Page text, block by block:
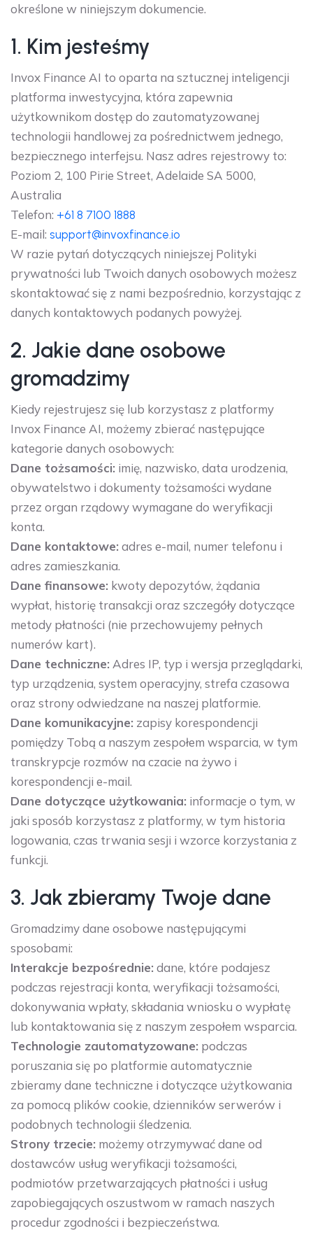
określone w niniejszym dokumencie.
1. Kim jesteśmy
Invox Finance AI to oparta na sztucznej inteligencji
platforma inwestycyjna, która zapewnia
użytkownikom dostęp do zautomatyzowanej
technologii handlowej za pośrednictwem jednego,
bezpiecznego interfejsu. Nasz adres rejestrowy to:
Poziom 2, 100 Pirie Street, Adelaide SA 5000,
Australia
Telefon: +61 8 7100 1888
E-mail: support@invoxfinance.io
W razie pytań dotyczących niniejszej Polityki
prywatności lub Twoich danych osobowych możesz
skontaktować się z nami bezpośrednio, korzystając z
danych kontaktowych podanych powyżej.
2. Jakie dane osobowe
gromadzimy
Kiedy rejestrujesz się lub korzystasz z platformy
Invox Finance AI, możemy zbierać następujące
kategorie danych osobowych:
Dane tożsamości: imię, nazwisko, data urodzenia,
obywatelstwo i dokumenty tożsamości wydane
przez organ rządowy wymagane do weryfikacji
konta.
Dane kontaktowe: adres e-mail, numer telefonu i
adres zamieszkania.
Dane finansowe: kwoty depozytów, żądania
wypłat, historię transakcji oraz szczegóły dotyczące
metody płatności (nie przechowujemy pełnych
numerów kart).
Dane techniczne: Adres IP, typ i wersja przeglądarki,
typ urządzenia, system operacyjny, strefa czasowa
oraz strony odwiedzane na naszej platformie.
Dane komunikacyjne: zapisy korespondencji
pomiędzy Tobą a naszym zespołem wsparcia, w tym
transkrypcje rozmów na czacie na żywo i
korespondencji e-mail.
Dane dotyczące użytkowania: informacje o tym, w
jaki sposób korzystasz z platformy, w tym historia
logowania, czas trwania sesji i wzorce korzystania z
funkcji.
3. Jak zbieramy Twoje dane
Gromadzimy dane osobowe następującymi
sposobami:
Interakcje bezpośrednie: dane, które podajesz
podczas rejestracji konta, weryfikacji tożsamości,
dokonywania wpłaty, składania wniosku o wypłatę
lub kontaktowania się z naszym zespołem wsparcia.
Technologie zautomatyzowane: podczas
poruszania się po platformie automatycznie
zbieramy dane techniczne i dotyczące użytkowania
za pomocą plików cookie, dzienników serwerów i
podobnych technologii śledzenia.
Strony trzecie: możemy otrzymywać dane od
dostawców usług weryfikacji tożsamości,
podmiotów przetwarzających płatności i usług
zapobiegających oszustwom w ramach naszych
procedur zgodności i bezpieczeństwa.